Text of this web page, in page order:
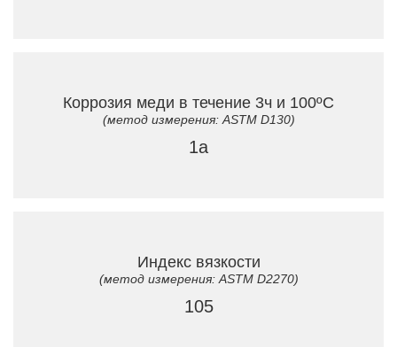
Коррозия меди в течение 3ч и 100ºC
(метод измерения: ASTM D130)
1a
Индекс вязкости
(метод измерения: ASTM D2270)
105